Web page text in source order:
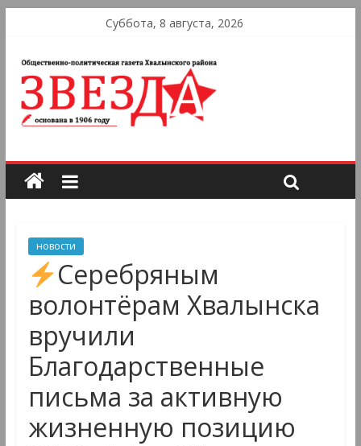
Суббота, 8 августа, 2026
новости
Серебряным
волонтёрам Хвалынска
вручили
Благодарственные
письма за активную
жизненную позицию